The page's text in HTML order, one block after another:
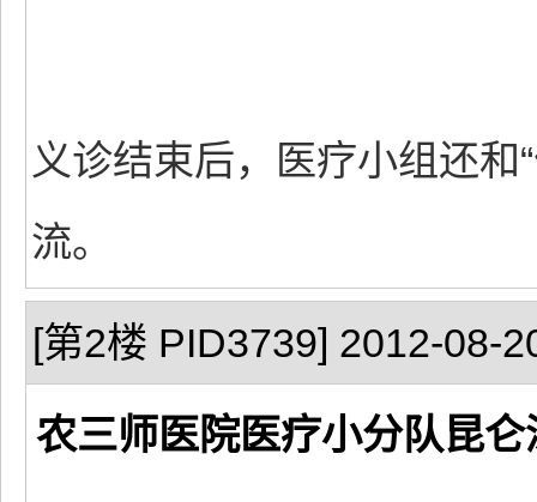
义诊结束后，医疗小组还和
流。
[第2楼 PID3739] 2012-08-
农三师医院医疗小分队昆